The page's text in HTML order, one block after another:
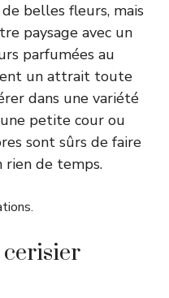
belles fleurs, mais
paysage avec un
parfumées au
un attrait toute
dans une variété
petite cour ou
sont sûrs de faire
rien de temps.